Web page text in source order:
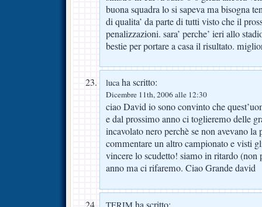
buona squadra lo si sapeva ma bisogna
di qualita’ da parte di tutti visto che il
penalizzazioni. sara’ perche’ ieri allo
bestie per portare a casa il risultato.
lucaha scritto:
Dicembre 11th, 2006 alle 12:30
ciao David io sono convinto che
e dal prossimo anno ci toglieremo delle
incavolato nero perchè se non avevano la
commentare un altro campionato e visti
vincere lo scudetto! siamo in ritardo (non
anno ma ci rifaremo. Ciao Grande david